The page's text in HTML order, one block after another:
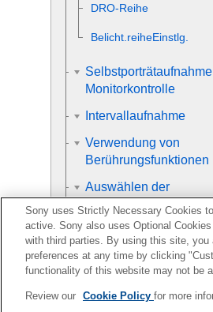
DRO-Reihe
Belicht.reiheEinstlg.
Monitorkontrolle
Intervallaufnahme
Verwendung von
Berührungsfunktionen
Auswählen der
Standbildgröße/
Auswählen des
Aufnahmemodus
Steuern der
Belichtungs-/
Sony uses Strictly Necessary Cookies
active. Sony also uses Optional
with third parties. By using this site, you
preferences at any time by clicking
functionality of this website may not be
Review our Cookie Policy for more